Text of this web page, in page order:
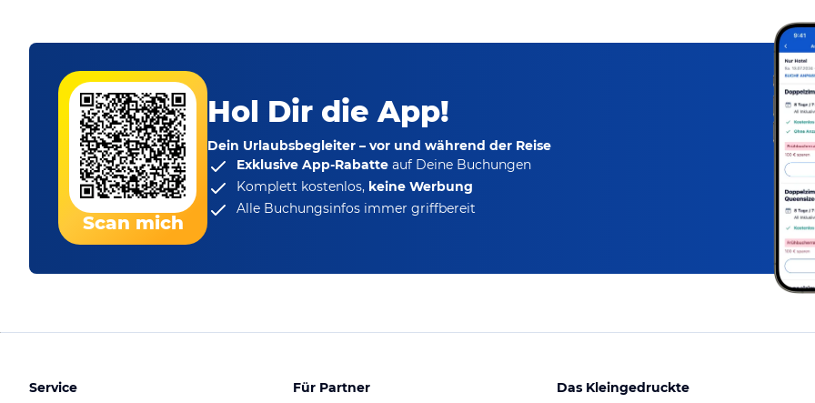
Scan mich
Hol Dir die App!
Dein Urlaubsbegleiter – vor und während der Reise
Exklusive App-Rabatte auf Deine Buchungen
Komplett kostenlos, keine Werbung
Alle Buchungsinfos immer griffbereit
Service Für Partner Das Kleingedruckte